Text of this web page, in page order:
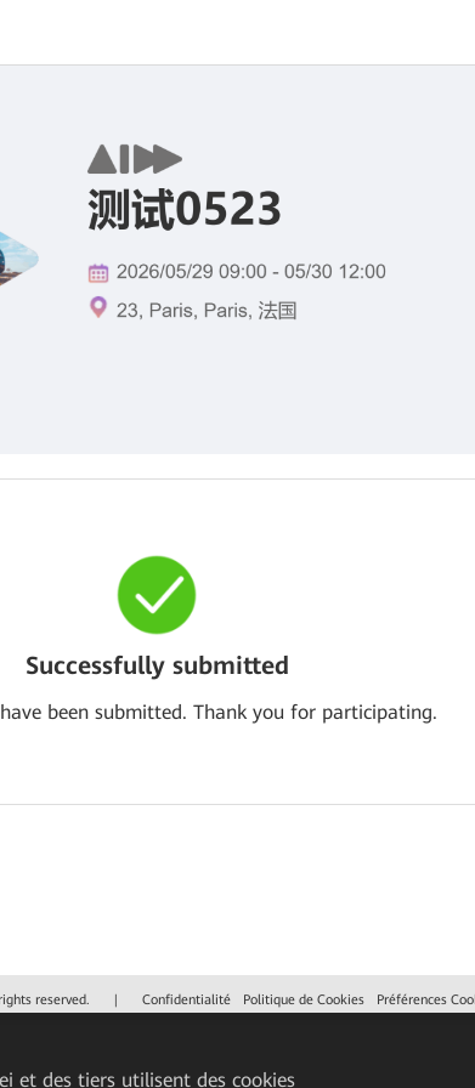
Successfully submitted
been submitted. Thank you for participating.
reserved. | Confidentialité Politique de Cookies Préférences
et des tiers utilisent des cookies